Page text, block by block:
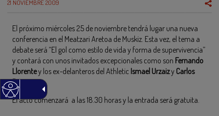
21 NOVIEMBRE 2009
El próximo miércoles 25 de noviembre tendrá lugar una nueva
conferencia en el Meatzari Aretoa de Muskiz. Esta vez, el tema a
debate será “El gol como estilo de vida y forma de supervivencia”
y contará con unos invitados excepcionales como son Fernando
Llorentey los ex-delanteros del Athletic Ismael Urzaizy Carlos
Ruiz.
El acto comenzará a las 18.30 horas y la entrada será gratuita.